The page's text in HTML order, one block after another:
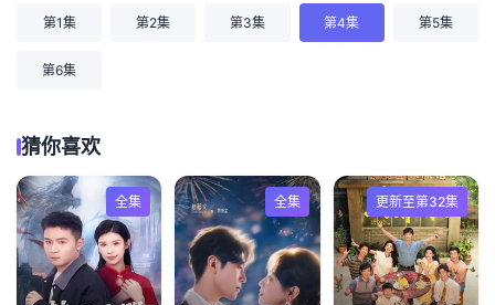
第1集 第2集 第3集 第4集 第5集
第6集
猜你喜欢
全集 全集 更新至第32集